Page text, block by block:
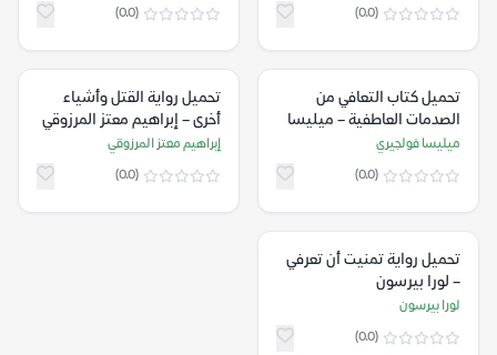
(0.0)
(0.0)
تحميل كتاب التعافي من
الصدمات العاطفية – ميليسا
فولجيري
ميليسا فولجيري
(0.0)
تحميل رواية القتل وأشياء
أخرى – إبراهيم معتز المرزوقي
إبراهيم معتز المرزوقي
(0.0)
تحميل رواية تمنيت أن تعرفي
– لورا بيرسون
لورا بيرسون
(0.0)